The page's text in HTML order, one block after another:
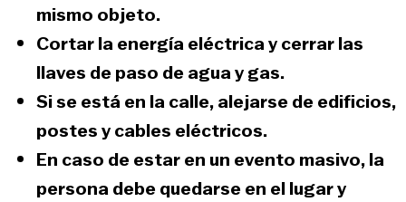
mismo objeto.
Cortar la energía eléctrica y cerrar las
llaves de paso de agua y gas.
Si se está en la calle,alejarse de edificios,
postes y cables eléctricos.
En caso de estar en un evento masivo, la
persona debe quedarse en el lugar y